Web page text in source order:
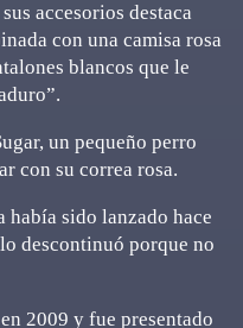
accesorios destaca
con una camisa rosa
blancos que le
un pequeño perro
con su correa rosa.
había sido lanzado hace
descontinuó porque no
2009 y fue presentado